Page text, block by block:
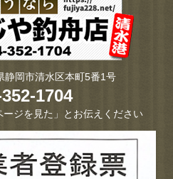
岡市清水区本町5番1号
1704
ジを見た」とお伝えください